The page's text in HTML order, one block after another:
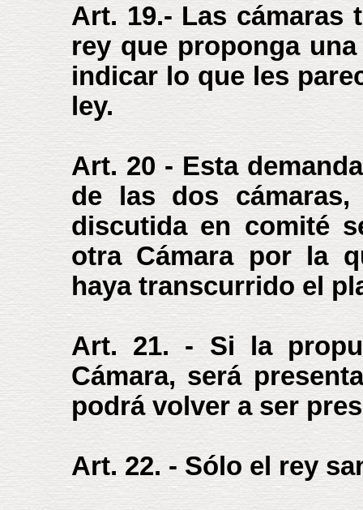
Art. 19.- Las cámaras
rey que proponga
indicar lo que les
ley.
Art. 20 - Esta
de las dos
discutida en comité
otra Cámara por la
haya transcurrido el
Art. 21. - Si la
Cámara, será
podrá volver a ser
Art. 22. - Sólo el rey